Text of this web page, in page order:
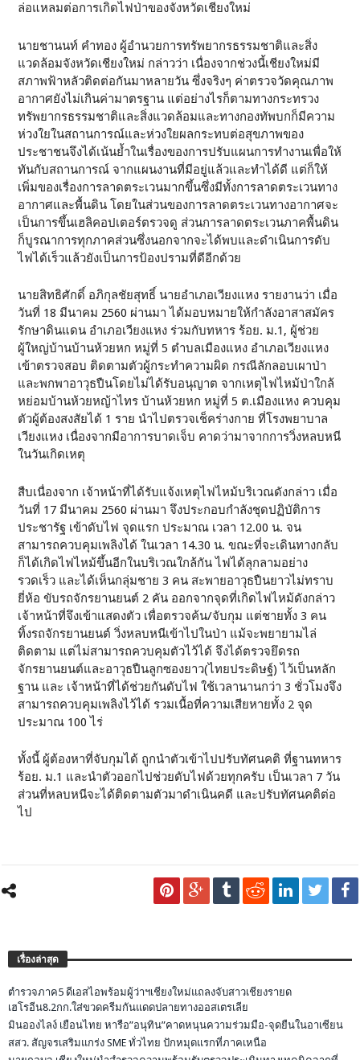
ล่อแหลมต่อการเกิดไฟป่าของจังหวัดเชียงใหม่
นายชานนท์ คำทอง ผู้อำนวยการทรัพยากรธรรมชาติและสิ่ง
แวดล้อมจังหวัดเชียงใหม่ กล่าวว่า เนื่องจากช่วงนี้เชียงใหม่มี
สภาพฟ้าหลัวติดต่อกันมาหลายวัน ซึ่งจริงๆ ค่าตรวจวัดคุณภาพ
อากาศยังไม่เกินค่ามาตรฐาน แต่อย่างไรก็ตามทางกระทรวง
ทรัพยากรธรรมชาติและสิ่งแวดล้อมและทางกองทัพบกก็มีความ
ห่วงใยในสถานการณ์และห่วงใยผลกระทบต่อสุขภาพของ
ประชาชนจึงได้เน้นย้ำในเรื่องของการปรับแผนการทำงานเพื่อให้
ทันกับสถานการณ์ จากแผนงานที่มีอยู่แล้วและทำได้ดี แต่ก็ให้
เพิ่มของเรื่องการลาดตระเวนมากขึ้นซึ่งมีทั้งการลาดตระเวนทาง
อากาศและพื้นดิน โดยในส่วนของการลาดตระเวนทางอากาศจะ
เป็นการขึ้นเฮลิคอปเตอร์ตรวจดู ส่วนการลาดตระเวนภาคพื้นดิน
ก็บูรณาการทุกภาคส่วนซึ่งนอกจากจะได้พบและดำเนินการดับ
ไฟได้เร็วแล้วยังเป็นการป้องปรามที่ดีอีกด้วย
นายสิทธิศักดิ์ อภิกุลชัยสุทธิ์ นายอำเภอเวียงแหง รายงานว่า เมื่อ
วันที่ 18 มีนาคม 2560 ผ่านมา ได้มอบหมายให้กำลังอาสาสมัคร
รักษาดินแดน อำเภอเวียงแหง ร่วมกับทหาร ร้อย. ม.1, ผู้ช่วย
ผู้ใหญ่บ้านบ้านห้วยหก หมู่ที่ 5 ตำบลเมืองแหง อำเภอเวียงแหง
เข้าตรวจสอบ ติดตามตัวผู้กระทำความผิด กรณีลักลอบเผาป่า
และพกพาอาวุธปืนโดยไม่ได้รับอนุญาต จากเหตุไฟไหม้ป่าใกล้
หย่อมบ้านห้วยหญ้าไทร บ้านห้วยหก หมู่ที่ 5 ต.เมืองแหง ควบคุม
ตัวผู้ต้องสงสัยได้ 1 ราย นำไปตรวจเช็คร่างกาย ที่โรงพยาบาล
เวียงแหง เนื่องจากมีอาการบาดเจ็บ คาดว่ามาจากการวิ่งหลบหนี
ในวันเกิดเหตุ
สืบเนื่องจาก เจ้าหน้าที่ได้รับแจ้งเหตุไฟไหม้บริเวณดังกล่าว เมื่อ
วันที่ 17 มีนาคม 2560 ผ่านมา จึงประกอบกำลังชุดปฏิบัติการ
ประชารัฐ เข้าดับไฟ จุดแรก ประมาณ เวลา 12.00 น. จน
สามารถควบคุมเพลิงได้ ในเวลา 14.30 น. ขณะที่จะเดินทางกลับ
ก็ได้เกิดไฟไหม้ขึ้นอีกในบริเวณใกล้กัน ไฟได้ลุกลามอย่าง
รวดเร็ว และได้เห็นกลุ่มชาย 3 คน สะพายอาวุธปืนยาวไม่ทราบ
ยี่ห้อ ขับรถจักรยานยนต์ 2 คัน ออกจากจุดที่เกิดไฟไหม้ดังกล่าว
เจ้าหน้าที่จึงเข้าแสดงตัว เพื่อตรวจค้น/จับกุม แต่ชายทั้ง 3 คน
ทิ้งรถจักรยานยนต์ วิ่งหลบหนีเข้าไปในป่า แม้จะพยายามไล่
ติดตาม แต่ไม่สามารถควบคุมตัวไว้ได้ จึงได้ตรวจยึดรถ
จักรยานยนต์และอาวุธปืนลูกซองยาว(ไทยประดิษฐ์) ไว้เป็นหลัก
ฐาน และ เจ้าหน้าที่ได้ช่วยกันดับไฟ ใช้เวลานานกว่า 3 ชั่วโมงจึง
สามารถควบคุมเพลิงไว้ได้ รวมเนื้อที่ความเสียหายทั้ง 2 จุด
ประมาณ 100 ไร่
ทั้งนี้ ผู้ต้องหาที่จับกุมได้ ถูกนำตัวเข้าไปปรับทัศนคติ ที่ฐานทหาร
ร้อย. ม.1 และนำตัวออกไปช่วยดับไฟด้วยทุกครับ เป็นเวลา 7 วัน
ส่วนที่หลบหนีจะได้ติดตามตัวมาดำเนินคดี และปรับทัศนคติต่อ
ไป
เรื่องล่าสุด
ตำรวจภาค5 ดีเอสไอพร้อมผู้ว่าฯเชียงใหม่แถลงจับสาวเชียงรายด
เฮโรอีน8.2กก.ใส่ขวดครีมกันแดดปลายทางออสเตรเลีย
มินอองไลง์ เยือนไทย หารือ”อนุทิน”คาดหนุนความร่วมมือ-จุดยืนในอาเซียน
สสว. สัญจรเสริมแกร่ง SME ทั่วไทย ปักหมุดแรกที่ภาคเหนือ